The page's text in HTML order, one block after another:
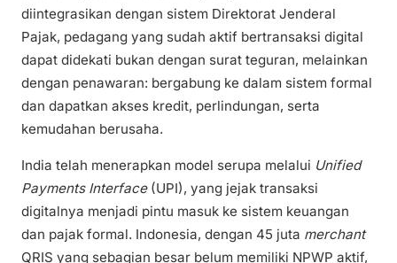
diintegrasikan dengan sistem Direktorat Jenderal
Pajak, pedagang yang sudah aktif bertransaksi digital
dapat didekati bukan dengan surat teguran, melainkan
dengan penawaran: bergabung ke dalam sistem formal
dan dapatkan akses kredit, perlindungan, serta
kemudahan berusaha.
India telah menerapkan model serupa melalui Unified
Payments Interface(UPI), yang jejak transaksi
digitalnya menjadi pintu masuk ke sistem keuangan
dan pajak formal. Indonesia, dengan 45 juta merchant
QRIS yang sebagian besar belum memiliki NPWP aktif,